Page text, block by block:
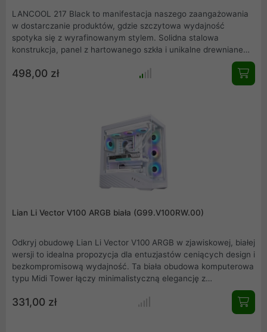
LANCOOL 217 Black to manifestacja naszego zaangażowania
w dostarczanie produktów, gdzie szczytowa wydajność
spotyka się z wyrafinowanym stylem. Solidna stalowa
konstrukcja, panel z hartowanego szkła i unikalne drewniane
akcenty tworzą obudowę, która nie tylko robi wrażenie, ale
przede wszystkim działa. Pięć fabrycznie zainstalowanych
wentylatorów, w tym potężne jednostki 170mm, gwarantuje
innowacyjnym Back Connect oraz zintegrowany hub
ARGB/FAN czynią ją idealną podstawą dla najbardziej
zaawansowanych, estetycznych i wydajnych konfiguracji PC.
498,00 zł
Lian Li Vector V100 ARGB biała (G99.V100RW.00)
Odkryj obudowę Lian Li Vector V100 ARGB w zjawiskowej, białej
wersji to idealna propozycja dla entuzjastów ceniących design i
bezkompromisową wydajność. Ta biała obudowa komputerowa
typu Midi Tower łączy minimalistyczną elegancję z
hartowanego i system podświetlenia ARGB doskonale
eksponują wnętrze, a ogromna przestrzeń na karty graficzne
331,00 zł